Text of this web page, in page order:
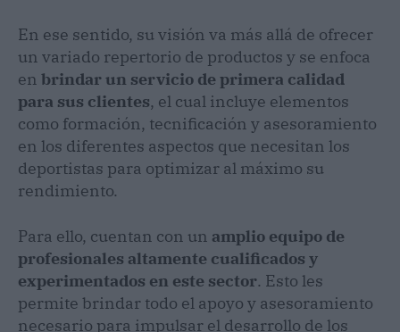
En ese sentido, su visión va más allá de ofrecer
un variado repertorio de productos y se enfoca
en brindar un servicio de primera calidad
para sus clientes, el cual incluye elementos
como formación, tecnificación y asesoramiento
en los diferentes aspectos que necesitan los
deportistas para optimizar al máximo su
rendimiento.
Para ello, cuentan con un amplio equipo de
profesionales altamente cualificados y
experimentados en este sector. Esto les
permite brindar todo el apoyo y asesoramiento
necesario para impulsar el desarrollo de los